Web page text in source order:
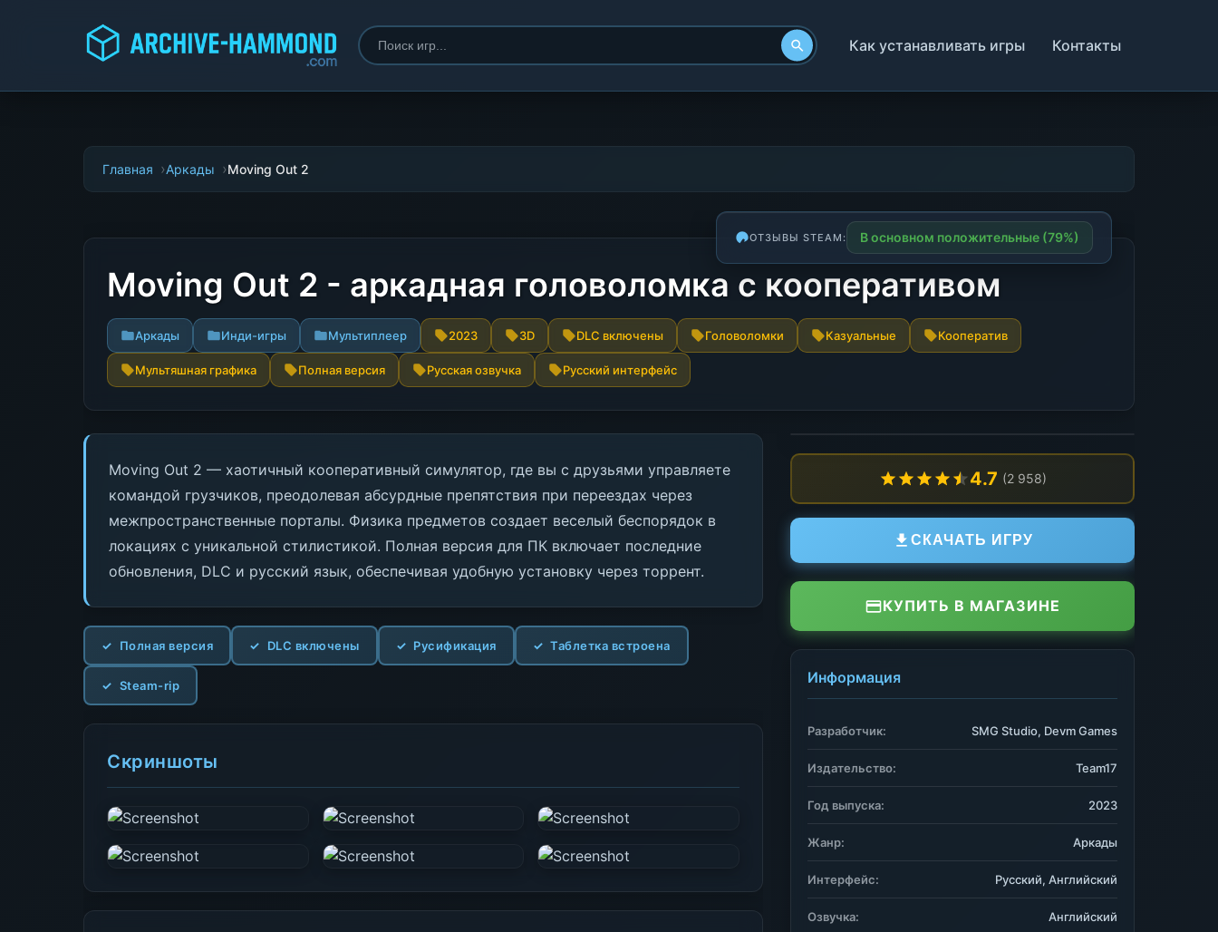
Как устанавливать игры Контакты
Главная Аркады Moving Out 2
Moving Out 2 - аркадная головоломка с кооперативом
Аркады Инди-игры Мультиплеер 2023 3D DLC включены Головоломки Казуальные Кооператив
Мультяшная графика Полная версия Русская озвучка Русский интерфейс
ОТЗЫВЫ STEAM: В основном положительные (79%)
Moving Out 2 — хаотичный кооперативный симулятор, где вы с друзьями управляете
командой грузчиков, преодолевая абсурдные препятствия при переездах через
межпространственные порталы. Физика предметов создает веселый беспорядок в
локациях с уникальной стилистикой. Полная версия для ПК включает последние
обновления, DLC и русский язык, обеспечивая удобную установку через торрент.
Полная версия DLC включены Русификация Таблетка встроена
Steam-rip
Скриншоты
4.7 (2 958)
СКАЧАТЬ ИГРУ
КУПИТЬ В МАГАЗИНЕ
Информация
Разработчик: SMG Studio, Devm Games
Издательство: Team17
Год выпуска: 2023
Жанр: Аркады
Интерфейс: Русский, Английский
Озвучка: Английский